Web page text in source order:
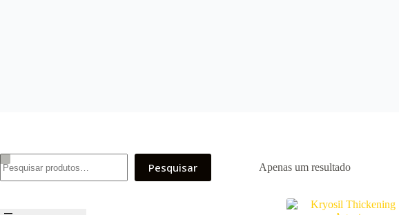
Apenas um resultado
Pesquisar